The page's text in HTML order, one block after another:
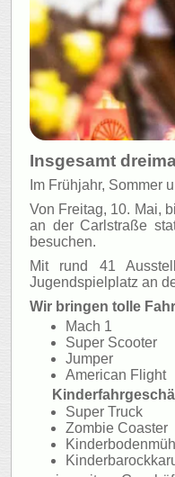
Insgesamt
Im Frühjahr, Sommer
Von Freitag, 10. Mai,
an der Carlstraße
besuchen.
Mit rund 41
Jugendspielplatz an
Wir bringen tolle
Mach 1
Super Scooter
Jumper
American Flight
Super Truck
Zombie Coaster